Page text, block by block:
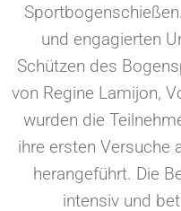
und engagierten
Schützen des
von Regine Lamijon,
wurden die
ihre ersten Versuche
herangeführt. Die
intensiv und